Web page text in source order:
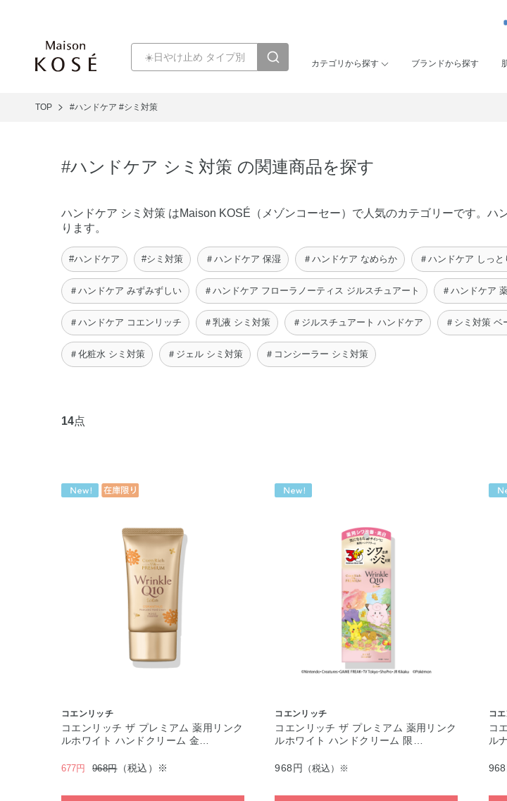
カテゴリから探す ブランドから探す
TOP #ハンドケア #シミ対策
#ハンドケア シミ対策 の関連商品を探す
ハンドケア シミ対策 はMaison KOSÉ（メゾンコーセー）で人気のカテゴリーです。
ります。
#ハンドケア #シミ対策 ＃ハンドケア 保湿 ＃ハンドケア なめらか ＃ハンドケア しっと
＃ハンドケア みずみずしい ＃ハンドケア フローラノーティス ジルスチュアート ＃ハンドケア
＃ハンドケア コエンリッチ ＃乳液 シミ対策 ＃ジルスチュアート ハンドケア ＃シミ対策 ベ
＃化粧水 シミ対策 ＃ジェル シミ対策 ＃コンシーラー シミ対策
14点
コエンリッチ
コエンリッチ ザ プレミアム 薬用リンク
ルホワイト ハンドクリーム 金…
677円 968円（税込）※
コエンリッチ
コエンリッチ ザ プレミアム 薬用リンク
ルホワイト ハンドクリーム 限…
968円 （税込）※
コ
コ
ル
968